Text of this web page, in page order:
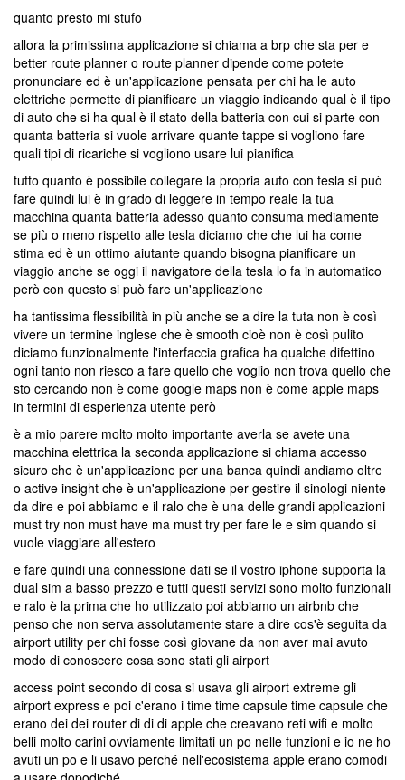
quanto presto mi stufo
allora la primissima applicazione si chiama a brp che sta per e
better route planner o route planner dipende come potete
pronunciare ed è un'applicazione pensata per chi ha le auto
elettriche permette di pianificare un viaggio indicando qual è il tipo
di auto che si ha qual è il stato della batteria con cui si parte con
quanta batteria si vuole arrivare quante tappe si vogliono fare
quali tipi di ricariche si vogliono usare lui pianifica
tutto quanto è possibile collegare la propria auto con tesla si può
fare quindi lui è in grado di leggere in tempo reale la tua
macchina quanta batteria adesso quanto consuma mediamente
se più o meno rispetto alle tesla diciamo che che lui ha come
stima ed è un ottimo aiutante quando bisogna pianificare un
viaggio anche se oggi il navigatore della tesla lo fa in automatico
però con questo si può fare un'applicazione
ha tantissima flessibilità in più anche se a dire la tuta non è così
vivere un termine inglese che è smooth cioè non è così pulito
diciamo funzionalmente l'interfaccia grafica ha qualche difettino
ogni tanto non riesco a fare quello che voglio non trova quello che
sto cercando non è come google maps non è come apple maps
in termini di esperienza utente però
è a mio parere molto molto importante averla se avete una
macchina elettrica la seconda applicazione si chiama accesso
sicuro che è un'applicazione per una banca quindi andiamo oltre
o active insight che è un'applicazione per gestire il sinologi niente
da dire e poi abbiamo e il ralo che è una delle grandi applicazioni
must try non must have ma must try per fare le e sim quando si
vuole viaggiare all'estero
e fare quindi una connessione dati se il vostro iphone supporta la
dual sim a basso prezzo e tutti questi servizi sono molto funzionali
e ralo è la prima che ho utilizzato poi abbiamo un airbnb che
penso che non serva assolutamente stare a dire cos'è seguita da
airport utility per chi fosse così giovane da non aver mai avuto
modo di conoscere cosa sono stati gli airport
access point secondo di cosa si usava gli airport extreme gli
airport express e poi c'erano i time time capsule time capsule che
erano dei dei router di di di apple che creavano reti wifi e molto
belli molto carini ovviamente limitati un po nelle funzioni e io ne ho
avuti un po e li usavo perché nell'ecosistema apple erano comodi